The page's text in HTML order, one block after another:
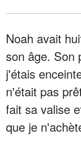
Noah avait
son âge. Son
j'étais
n'était pas
fait sa valise
que je